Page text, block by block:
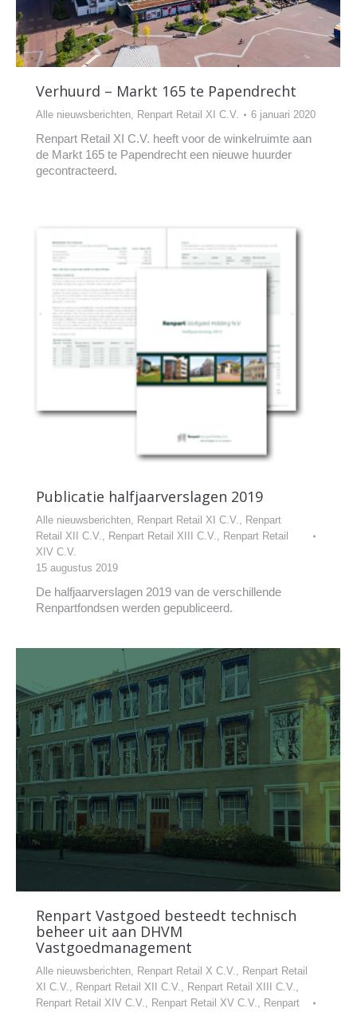
Verhuurd – Markt 165 te Papendrecht
Alle nieuwsberichten Renpart Retail XI C.V. 6 januari 2020
Renpart Retail XI C.V. heeft voor de winkelruimte aan
de Markt 165 te Papendrecht een nieuwe huurder
gecontracteerd.
Publicatie halfjaarverslagen 2019
Alle nieuwsberichten Renpart Retail XI C.V.
Renpart
Retail XII C.V.
Renpart Retail XIII C.V.
Renpart Retail
XIV C.V.
15 augustus 2019
De halfjaarverslagen 2019 van de verschillende
Renpartfondsen werden gepubliceerd.
Renpart Vastgoed besteedt technisch
beheer uit aan DHVM
Vastgoedmanagement
Alle nieuwsberichten, Renpart Retail X C.V., Renpart Retail
XI C.V., Renpart Retail XII C.V., Renpart Retail XIII C.V.,
Renpart Retail XIV C.V., Renpart Retail XV C.V., Renpart